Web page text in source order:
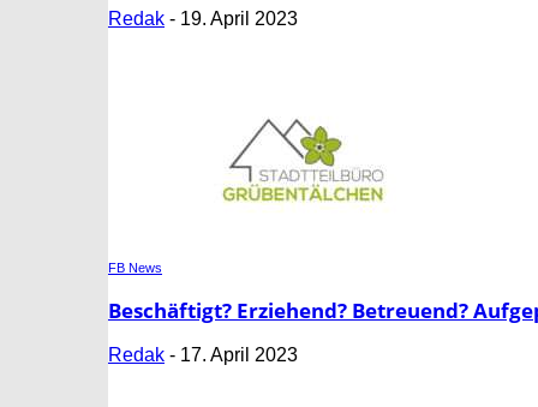
Redak - 19. April 2023
FB News
Beschäftigt? Erziehend? Betreuend?
Redak - 17. April 2023